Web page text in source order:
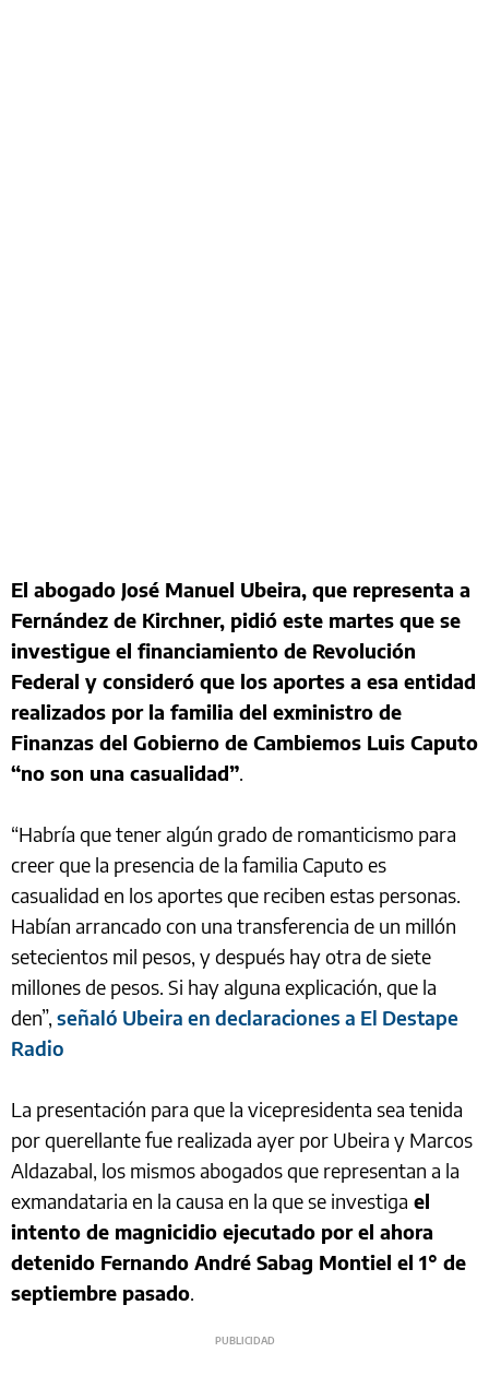
El abogado José Manuel Ubeira, que representa a
Fernández de Kirchner, pidió este martes que se
investigue el financiamiento de Revolución
Federal y consideró que los aportes a esa entidad
realizados por la familia del exministro de
Finanzas del Gobierno de Cambiemos Luis Caputo
“no son una casualidad”.
“Habría que tener algún grado de romanticismo para
creer que la presencia de la familia Caputo es
casualidad en los aportes que reciben estas personas.
Habían arrancado con una transferencia de un millón
setecientos mil pesos, y después hay otra de siete
millones de pesos. Si hay alguna explicación, que la
den”, señaló Ubeira en declaraciones a El Destape
Radio
La presentación para que la vicepresidenta sea tenida
por querellante fue realizada ayer por Ubeira y Marcos
Aldazabal, los mismos abogados que representan a la
exmandataria en la causa en la que se investiga el
intento de magnicidio ejecutado por el ahora
detenido Fernando André Sabag Montiel el 1° de
septiembre pasado.